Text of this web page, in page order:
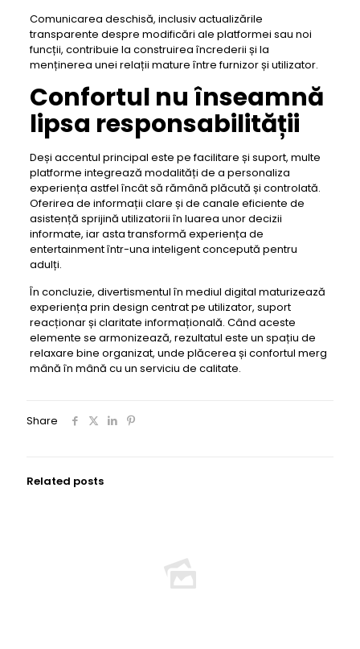
Comunicarea deschisă, inclusiv actualizările
transparente despre modificări ale platformei sau noi
funcții, contribuie la construirea încrederii și la
menținerea unei relații mature între furnizor și utilizator.
Confortul nu înseamnă
lipsa responsabilității
Deși accentul principal este pe facilitare și suport, multe
platforme integrează modalități de a personaliza
experiența astfel încât să rămână plăcută și controlată.
Oferirea de informații clare și de canale eficiente de
asistență sprijină utilizatorii în luarea unor decizii
informate, iar asta transformă experiența de
entertainment într-una inteligent concepută pentru
adulți.
În concluzie, divertismentul în mediul digital maturizează
experiența prin design centrat pe utilizator, suport
reacționar și claritate informațională. Când aceste
elemente se armonizează, rezultatul este un spațiu de
relaxare bine organizat, unde plăcerea și confortul merg
mână în mână cu un serviciu de calitate.
Share
Related posts